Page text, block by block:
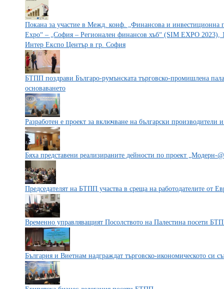
Покана за участие в Межд. конф. „Финансова и
Expo“ – „София – Регионален финансов хъб“ (SIM EXPO 2023),
Интер Експо Център в гр. София
БТПП поздрави Българо-румънската търговско-промишлена
основаването
Разработен е проект за включване на български производители
Бяха представени реализираните дейности по проект „Модерн-
Председателят на БТПП участва в среща на работодателите от
Временно управляващият Посолството на Палестина посети
България и Виетнам надграждат търговско-икономическото си